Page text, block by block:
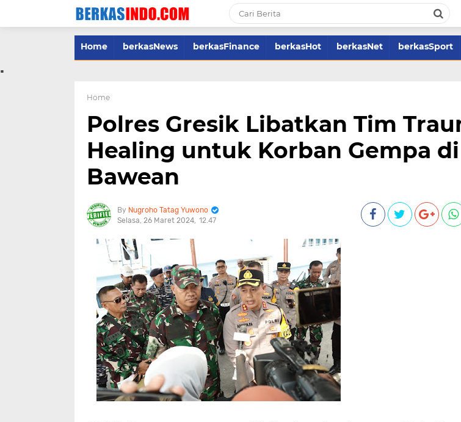
Home berkasNews berkasFinance berkasHot berkasNet berkasSport
.
Home
Polres Gresik Libatkan Tim
Healing untuk Korban Gempa
Bawean
Nugroho Tatag Yuwono
Selasa, 26 Maret 2024 12.47